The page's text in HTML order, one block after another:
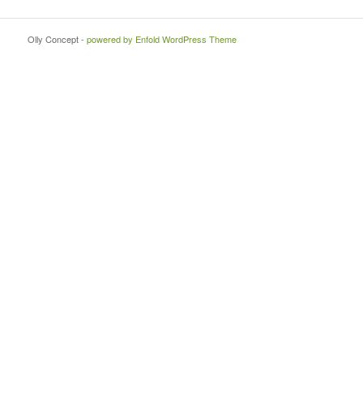
Olly Concept - powered by Enfold WordPress Theme